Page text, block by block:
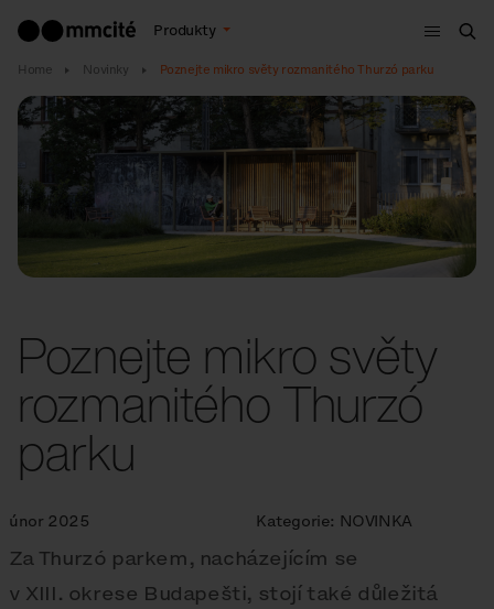
Produkty
Menu
Home Novinky Poznejte mikro světy rozmanitého Thurzó parku
Poznejte mikro světy
rozmanitého Thurzó
parku
únor 2025 Kategorie: NOVINKA
Za Thurzó parkem, nacházejícím se
v XIII. okrese Budapešti, stojí také důležitá